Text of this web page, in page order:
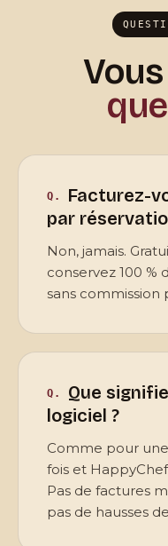
Facturez-
par
Non, jamais.
conservez 100 %
sans commission
Que
logiciel ?
Comme pour
fois et
Pas de factures
pas de hausses